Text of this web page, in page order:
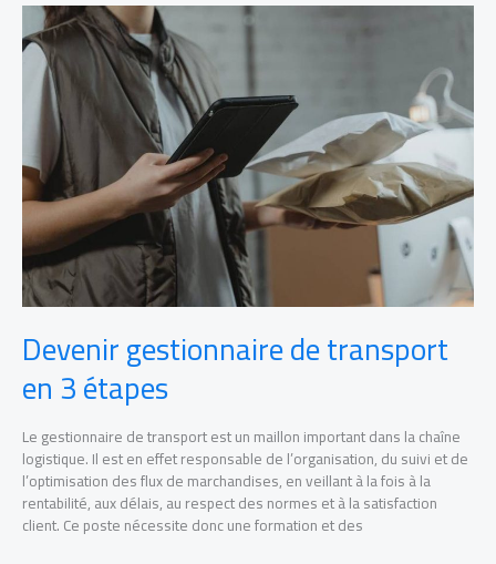
Devenir gestionnaire de transport
en 3 étapes
Le gestionnaire de transport est un maillon important dans la chaîne
logistique. Il est en effet responsable de l’organisation, du suivi et de
l’optimisation des flux de marchandises, en veillant à la fois à la
rentabilité, aux délais, au respect des normes et à la satisfaction
client. Ce poste nécessite donc une formation et des
Devenir
gestionnaire
de
transport
étapes